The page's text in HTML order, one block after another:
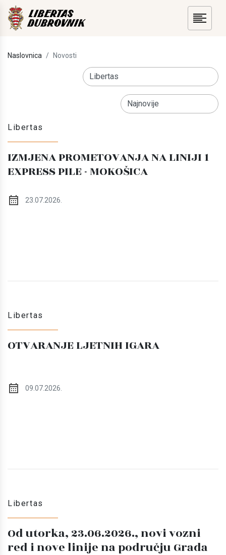
Naslovnica Novosti
Libertas
IZMJENA PROMETOVANJA NA LINIJI 1
EXPRESS PILE - MOKOŠICA
23.07.2026.
Libertas
OTVARANJE LJETNIH IGARA
09.07.2026.
Libertas
Od utorka, 23.06.2026., novi vozni
red i nove linije na području Grada